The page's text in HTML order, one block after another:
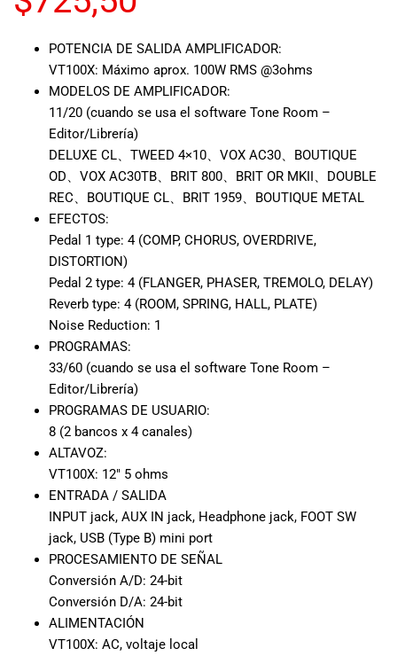
de expertos en
música está
aquí para
ayudarte a
instrumento o
equipo de
audio
adecuado para
mejor servicio
posible.
Además,
competitivos y
especiales
para nuestros
clientes. Ven a
nuestra tienda
física en Quito,
o haz tu
compra en
línea a través
de nuestra
página web y
pedido en la
POTENCIA DE SALIDA AMPLIFICADOR:
VT100X: Máximo aprox. 100W RMS @3ohms
MODELOS DE AMPLIFICADOR:
11/20 (cuando se usa el software Tone Room –
Editor/Librería)
DELUXE CL、TWEED 4×10、VOX AC30、BOUTIQUE
OD、VOX AC30TB、BRIT 800、BRIT OR MKII、DOUBLE
REC、BOUTIQUE CL、BRIT 1959、BOUTIQUE METAL
EFECTOS:
Pedal 1 type: 4 (COMP, CHORUS, OVERDRIVE,
DISTORTION)
Pedal 2 type: 4 (FLANGER, PHASER, TREMOLO, DELAY)
Reverb type: 4 (ROOM, SPRING, HALL, PLATE)
Noise Reduction: 1
PROGRAMAS:
33/60 (cuando se usa el software Tone Room –
Editor/Librería)
PROGRAMAS DE USUARIO:
8 (2 bancos x 4 canales)
ALTAVOZ:
VT100X: 12″ 5 ohms
ENTRADA / SALIDA
INPUT jack, AUX IN jack, Headphone jack, FOOT SW
jack, USB (Type B) mini port
PROCESAMIENTO DE SEÑAL
Conversión A/D: 24-bit
Conversión D/A: 24-bit
ALIMENTACIÓN
VT100X: AC, voltaje local